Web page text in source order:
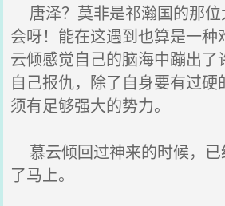
唐泽？莫非是祁瀚国的那位
会呀！能在这遇到也算是一种
云倾感觉自己的脑海中蹦出了
自己报仇，除了自身要有过
须有足够强大的势力。
慕云倾回过神来的时候，已
了马上。